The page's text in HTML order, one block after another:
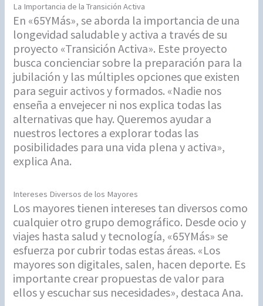
La Importancia de la Transición Activa
En «65YMás», se aborda la importancia de una
longevidad saludable y activa a través de su
proyecto «Transición Activa». Este proyecto
busca concienciar sobre la preparación para la
jubilación y las múltiples opciones que existen
para seguir activos y formados. «Nadie nos
enseña a envejecer ni nos explica todas las
alternativas que hay. Queremos ayudar a
nuestros lectores a explorar todas las
posibilidades para una vida plena y activa»,
explica Ana.
Intereses Diversos de los Mayores
Los mayores tienen intereses tan diversos como
cualquier otro grupo demográfico. Desde ocio y
viajes hasta salud y tecnología, «65YMás» se
esfuerza por cubrir todas estas áreas. «Los
mayores son digitales, salen, hacen deporte. Es
importante crear propuestas de valor para
ellos y escuchar sus necesidades», destaca Ana.